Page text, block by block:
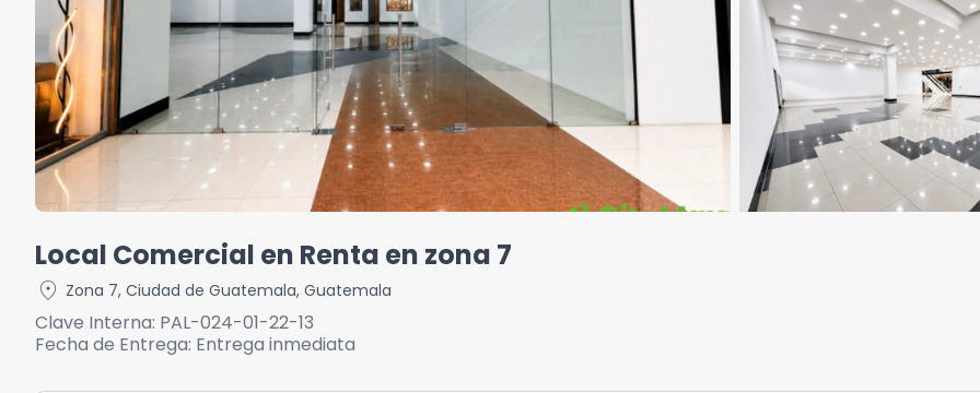
Local Comercial en Renta en zona 7
location_on Zona 7, Ciudad de Guatemala, Guatemala
Clave Interna: PAL-024-01-22-13
Fecha de Entrega: Entrega inmediata